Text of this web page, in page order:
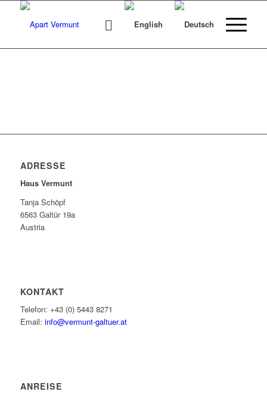
ADRESSE
Haus Vermunt
Tanja Schöpf
6563 Galtür 19a
Austria
KONTAKT
Telefon: +43 (0) 5443 8271
Email: info@vermunt-galtuer.at
ANREISE